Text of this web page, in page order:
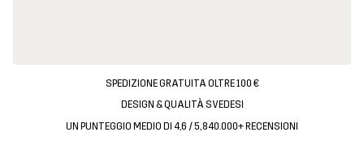
SPEDIZIONE GRATUITA OLTRE 100 €
DESIGN & QUALITÀ SVEDESI
UN PUNTEGGIO MEDIO DI 4,6 / 5, 840.000+ RECENSIONI